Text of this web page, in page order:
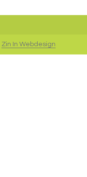
Zin In Webdesign